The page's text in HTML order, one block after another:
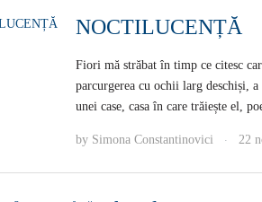
NOCTILUCENȚĂ
Fiori mă străbat în timp ce citesc
parcurgerea cu ochii larg deschiși,
unei case, casa în care trăiește el,
by Simona Constantinovici · 22